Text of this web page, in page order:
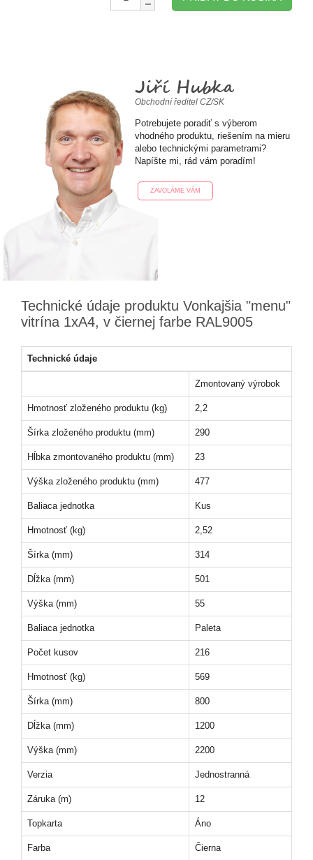
Jiří Hubka
Obchodní ředitel CZ/SK
Potrebujete poradiť s výberom
vhodného produktu, riešením na mieru
alebo technickými parametrami?
Napíšte mi, rád vám poradím!
ZAVOLÁME VÁM
Technické údaje produktu Vonkajšia "menu"
vitrína 1xA4, v čiernej farbe RAL9005
Technické údaje
Zmontovaný výrobok
Hmotnosť zloženého produktu (kg) 2,2
Šírka zloženého produktu (mm) 290
Hĺbka zmontovaného produktu (mm) 23
Výška zloženého produktu (mm) 477
Baliaca jednotka Kus
Hmotnosť (kg) 2,52
Šírka (mm) 314
Dĺžka (mm) 501
Výška (mm) 55
Baliaca jednotka Paleta
Počet kusov 216
Hmotnosť (kg) 569
Šírka (mm) 800
Dĺžka (mm) 1200
Výška (mm) 2200
Verzia Jednostranná
Záruka (m) 12
Topkarta Áno
Farba Čierna